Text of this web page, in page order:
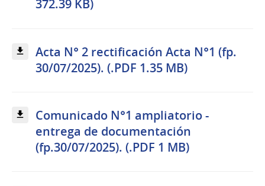
372.39 KB)
Acta N° 2 rectificación Acta N°1 (fp.
30/07/2025). (.PDF 1.35 MB)
Comunicado N°1 ampliatorio -
entrega de documentación
(fp.30/07/2025). (.PDF 1 MB)